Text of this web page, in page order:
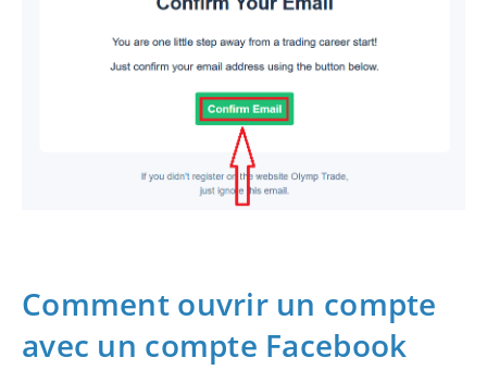
Comment ouvrir un compte
avec un compte Facebook